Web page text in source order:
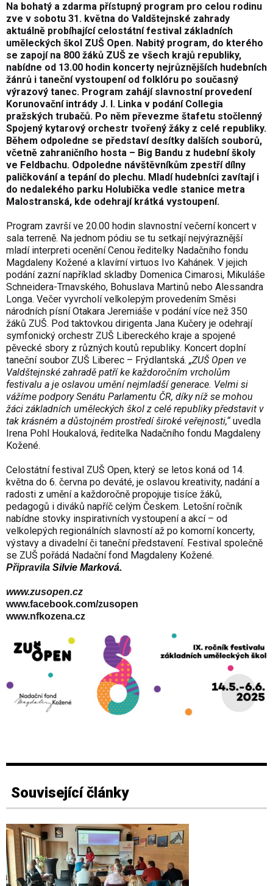
Na bohatý a zdarma přístupný program pro celou rodinu
zve v sobotu 31. května do Valdštejnské zahrady
aktuálně probíhající celostátní festival základních
uměleckých škol ZUŠ Open. Nabitý program, do kterého
se zapojí na 800 žáků ZUŠ ze všech krajů republiky,
nabídne od 13.00 hodin koncerty nejrůznějších hudebních
žánrů i taneční vystoupení od folklóru po současný
výrazový tanec. Program zahájí slavnostní provedení
Korunovační intrády J. I. Linka v podání Collegia
pražských trubačů. Po něm převezme štafetu stočlenný
Spojený kytarový orchestr tvořený žáky z celé republiky.
Během odpoledne se představí desítky dalších souborů,
včetně zahraničního hosta – Big Bandu z hudební školy
ve Feldbachu. Odpoledne návštěvníkům zpestří dílny
paličkování a tepání do plechu. Mladí hudebníci zavítají i
do nedalekého parku Holubička vedle stanice metra
Malostranská, kde odehrají krátká vystoupení.
Program završí ve 20.00 hodin slavnostní večerní koncert v
sala terreně. Na jednom pódiu se tu setkají nejvýraznější
mladí interpreti ocenění Cenou ředitelky Nadačního fondu
Magdaleny Kožené a klavírní virtuos Ivo Kahánek. V jejich
podání zazní například skladby Domenica Cimarosi, Mikuláše
Schneidera-Trnavského, Bohuslava Martinů nebo Alessandra
Longa. Večer vyvrcholí velkolepým provedením Směsi
národních písní Otakara Jeremiáše v podání více než 350
žáků ZUŠ. Pod taktovkou dirigenta Jana Kučery je odehrají
symfonický orchestr ZUŠ Libereckého kraje a spojené
pěvecké sbory z různých koutů republiky. Koncert doplní
taneční soubor ZUŠ Liberec – Frýdlantská. „ZUŠ Open ve
Valdštejnské zahradě patří ke každoročním vrcholům
festivalu a je oslavou umění nejmladší generace. Velmi si
vážíme podpory Senátu Parlamentu ČR, díky níž se mohou
žáci základních uměleckých škol z celé republiky představit v
tak krásném a důstojném prostředí široké veřejnosti,“ uvedla
Irena Pohl Houkalová, ředitelka Nadačního fondu Magdaleny
Kožené.
Celostátní festival ZUŠ Open, který se letos koná od 14.
května do 6. června po deváté, je oslavou kreativity, nadání a
radosti z umění a každoročně propojuje tisíce žáků,
pedagogů i diváků napříč celým Českem. Letošní ročník
nabídne stovky inspirativních vystoupení a akcí – od
velkolepých regionálních slavností až po komorní koncerty,
výstavy a divadelní či taneční představení. Festival společně
se ZUŠ pořádá Nadační fond Magdaleny Kožené.
Připravila Silvie Marková.
www.zusopen.cz
www.facebook.com/zusopen
www.nfkozena.cz
Související články